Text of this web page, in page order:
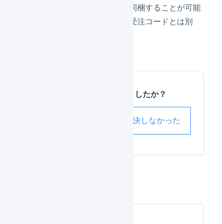
数の受注をひとつの出荷伝票に同梱することが可能
なため、出荷を特定するには、受注コードとは別
この記事は役に立ちましたか？
解決しなかった